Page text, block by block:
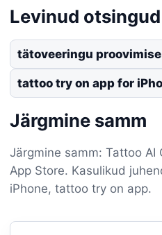
Levinud otsingud
tätoveeringu
tattoo try on app for
Järgmine samm
Järgmine samm: Tattoo AI
App Store. Kasulikud
iPhone, tattoo try on app.